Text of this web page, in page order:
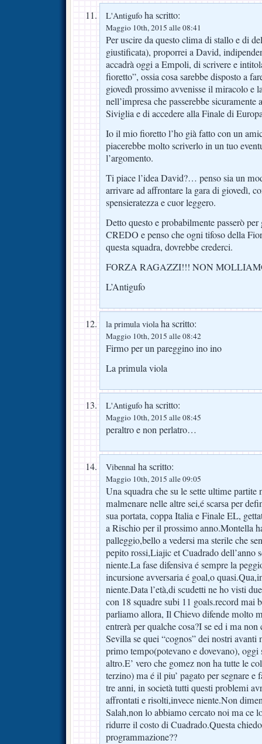
L'Antigufo ha scritto:
Maggio 10th, 2015 alle 08:41
Per uscire da questo clima di stallo e di
giustificata), proporrei a David,
accadrà oggi a Empoli, di scrivere e
fioretto”, ossia cosa sarebbe disposto a
giovedì prossimo avvenisse il miracolo e
nell’impresa che passerebbe
Siviglia e di accedere alla Finale di
Io il mio fioretto l’ho già fatto con un
piacerebbe molto scriverlo in un tuo
l’argomento.
Ti piace l’idea David?… penso sia un
arrivare ad affrontare la gara di giovedì,
spensieratezza e cuor leggero.
Detto questo e probabilmente passerò
CREDO e penso che ogni tifoso della
questa squadra, dovrebbe crederci.
FORZA RAGAZZI!!! NON
L’Antigufo
la primula violaha scritto:
Maggio 10th, 2015 alle 08:42
Firmo per un pareggino ino ino
La primula viola
L'Antigufo ha scritto:
Maggio 10th, 2015 alle 08:45
peraltro e non perlatro…
Vibennal ha scritto:
Maggio 10th, 2015 alle 09:05
Una squadra che su le sette ultime partite
malmenare nelle altre sei,é scarsa per
sua portata, coppa Italia e Finale EL,
a Rischio per il prossimo anno.Montella
palleggio,bello a vedersi ma sterile che
pepito rossi,Liajic et Cuadrado dell’anno
niente.La fase difensiva é sempre la
incursione avversaria é goal,o
niente.Data l’età,di scudetti ne ho visti
con 18 squadre subi 11 goals.record mai
parliamo allora, Il Chievo difende molto
entrerà per qualche cosa?I se ed i ma
Sevilla se quei “cognos” dei nostri avanti
primo tempo(potevano e dovevano), oggi
altro.E’ vero che gomez non ha tutte le
terzino) ma é il piu’ pagato per segnare
tre anni, in società tutti questi problemi
affrontati e risolti,invece niente.Non
Salah,non lo abbiamo cercato noi ma ce
ridurre il costo di Cuadrado.Questa
programmazione??